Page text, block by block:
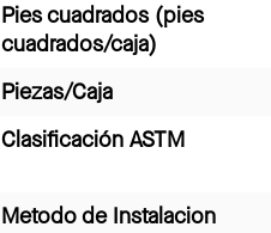
Pies cuadrados (pies
cuadrados/caja)
Piezas/Caja
Clasificación ASTM
Metodo de Instalacion